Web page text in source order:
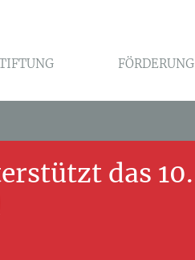
FÖRDERUNG
das 10.